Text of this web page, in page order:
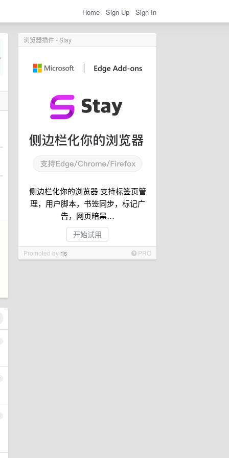
Home Sign Up Sign In
浏览器插件 - Stay
侧边栏化你的浏览器 支持标签页管
理，用户脚本，书签同步，标记广
告，网页暗黑…
开始试用
Promoted by ris PRO